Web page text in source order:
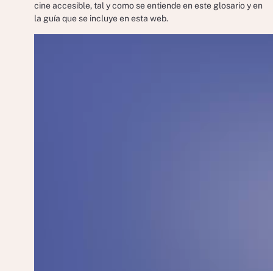
cine accesible, tal y como se entiende en este glosario y en
la guía que se incluye en esta web.